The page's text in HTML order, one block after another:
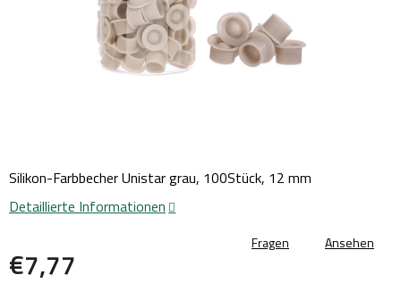
€7,77
Silikon-Farbbecher Unistar grau, 100Stück, 12 mm
Detaillierte Informationen
Fragen Ansehen